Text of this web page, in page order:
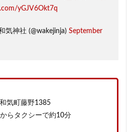
yGJV6Okt7q
気神社 (@wakejinja) September
気町藤野1385
らタクシーで約10分